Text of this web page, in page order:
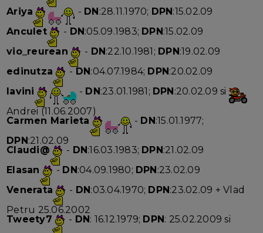
Ariya
- DN:28.11.1970; DPN:15.02.09
Anculet
- DN:05.09.1983; DPN:15.02.09
vio_reurean
- DN:22.10.1981; DPN:19.02.09
edinutza
- DN:04.07.1984; DPN:20.02.09
lavini
- DN:23.01.1981; DPN:20.02.09 si
Andrei (11.06.2007)
Carmen Marieta
- DN:15.01.1977;
DPN:21.02.09
Claudi@
- DN:16.03.1983; DPN:21.02.09
Elasan
- DN:04.09.1980; DPN:23.02.09
Venerata
- DN:03.04.1970; DPN:23.02.09 + Vlad
Petru 25.06.2002
Tweety7
- DN: 16.12.1979; DPN: 25.02.2009 si